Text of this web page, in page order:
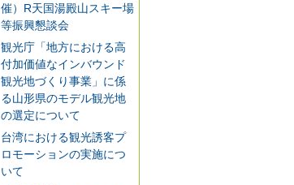
催）R天国湯殿山スキー場
等振興懇談会
観光庁「地方における高
付加価値なインバウンド
観光地づくり事業」に係
る山形県のモデル観光地
の選定について
台湾における観光誘客プ
ロモーションの実施につ
いて